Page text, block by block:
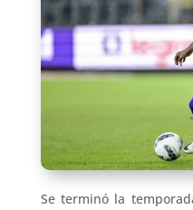
Se terminó la